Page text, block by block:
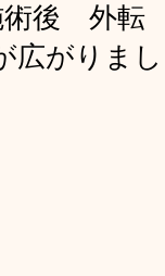
術後 外転
広がりまし